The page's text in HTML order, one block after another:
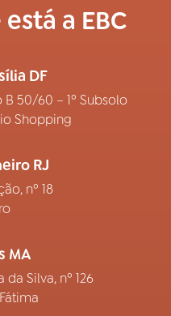
a EBC
DF
50/60 – 1º Subsolo
Shopping
RJ
nº 18
MA
Silva, nº 126